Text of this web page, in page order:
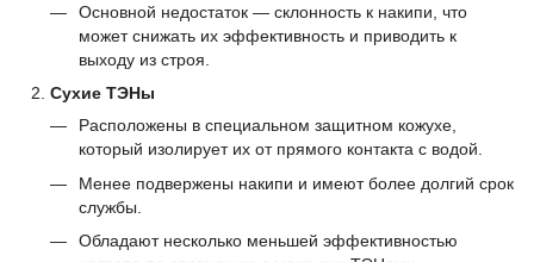
Основной недостаток — склонность к накипи, что
может снижать их эффективность и приводить к
выходу из строя.
Сухие ТЭНы
Расположены в специальном защитном кожухе,
который изолирует их от прямого контакта с водой.
Менее подвержены накипи и имеют более долгий срок
службы.
Обладают несколько меньшей эффективностью